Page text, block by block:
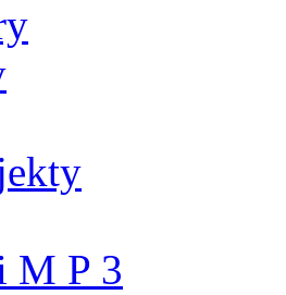
M P 3